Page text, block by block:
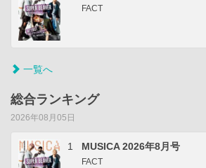
FACT
一覧へ
総合ランキング
2026年08月05日
1 MUSICA 2026年8月号
FACT